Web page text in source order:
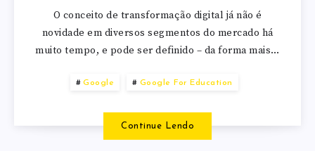
O conceito de transformação digital já não é
novidade em diversos segmentos do mercado há
muito tempo, e pode ser definido – da forma mais…
Google Google For Education
Continue Lendo